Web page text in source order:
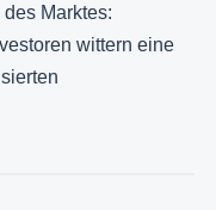
Marktes:
wittern eine